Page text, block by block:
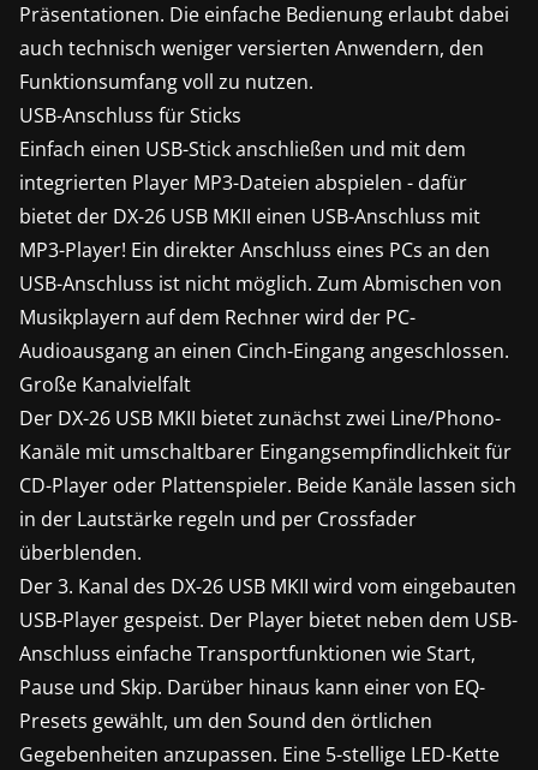
Präsentationen. Die einfache Bedienung erlaubt dabei
auch technisch weniger versierten Anwendern, den
Funktionsumfang voll zu nutzen.
USB-Anschluss für Sticks
Einfach einen USB-Stick anschließen und mit dem
integrierten Player MP3-Dateien abspielen - dafür
bietet der DX-26 USB MKII einen USB-Anschluss mit
MP3-Player! Ein direkter Anschluss eines PCs an den
USB-Anschluss ist nicht möglich. Zum Abmischen von
Musikplayern auf dem Rechner wird der PC-
Audioausgang an einen Cinch-Eingang angeschlossen.
Große Kanalvielfalt
Der DX-26 USB MKII bietet zunächst zwei Line/Phono-
Kanäle mit umschaltbarer Eingangsempfindlichkeit für
CD-Player oder Plattenspieler. Beide Kanäle lassen sich
in der Lautstärke regeln und per Crossfader
überblenden.
Der 3. Kanal des DX-26 USB MKII wird vom eingebauten
USB-Player gespeist. Der Player bietet neben dem USB-
Anschluss einfache Transportfunktionen wie Start,
Pause und Skip. Darüber hinaus kann einer von EQ-
Presets gewählt, um den Sound den örtlichen
Gegebenheiten anzupassen. Eine 5-stellige LED-Kette